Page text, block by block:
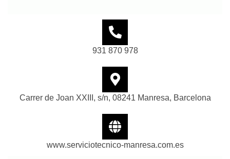
931 870 978
Carrer de Joan XXIII, s/n, 08241 Manresa, Barcelona
www.serviciotecnico-manresa.com.es